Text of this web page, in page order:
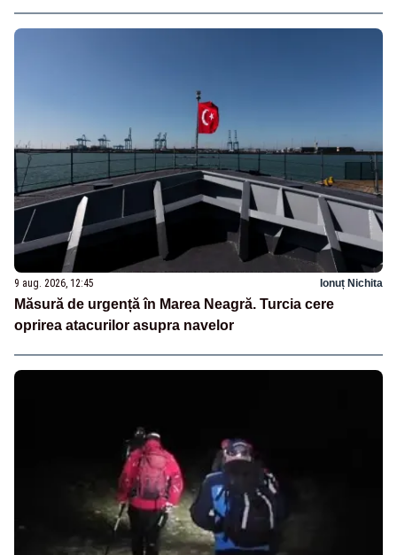
9 aug. 2026, 12:45 Ionuț Nichita
Măsură de urgență în Marea Neagră. Turcia cere
oprirea atacurilor asupra navelor